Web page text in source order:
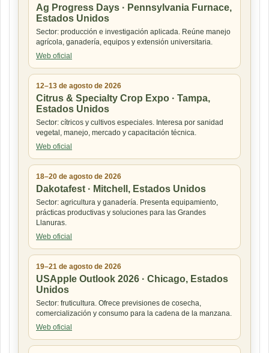
Ag Progress Days · Pennsylvania Furnace,
Estados Unidos
Sector: producción e investigación aplicada. Reúne manejo
agrícola, ganadería, equipos y extensión universitaria.
Web oficial
12–13 de agosto de 2026
Citrus & Specialty Crop Expo · Tampa,
Estados Unidos
Sector: cítricos y cultivos especiales. Interesa por sanidad
vegetal, manejo, mercado y capacitación técnica.
Web oficial
18–20 de agosto de 2026
Dakotafest · Mitchell, Estados Unidos
Sector: agricultura y ganadería. Presenta equipamiento,
prácticas productivas y soluciones para las Grandes
Llanuras.
Web oficial
19–21 de agosto de 2026
USApple Outlook 2026 · Chicago, Estados
Unidos
Sector: fruticultura. Ofrece previsiones de cosecha,
comercialización y consumo para la cadena de la manzana.
Web oficial